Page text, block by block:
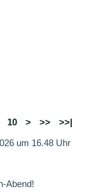
10 > >>
>>|
um 16.48 Uhr
Abend!